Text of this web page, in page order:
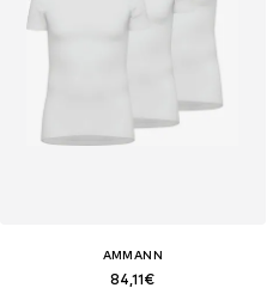
AMMANN
84,11€